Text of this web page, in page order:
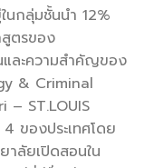
กลุ่มชั้นนำ 12%
ตรของ
ละความสำคัญของ
& Criminal
ST.LOUIS
ของประเทศโดย
าลัยเปิดสอนใน